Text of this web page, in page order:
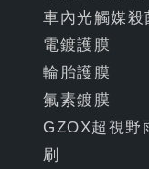
車內光觸媒殺
電鍍護膜
輪胎護膜
氟素鍍膜
GZOX超視野
刷